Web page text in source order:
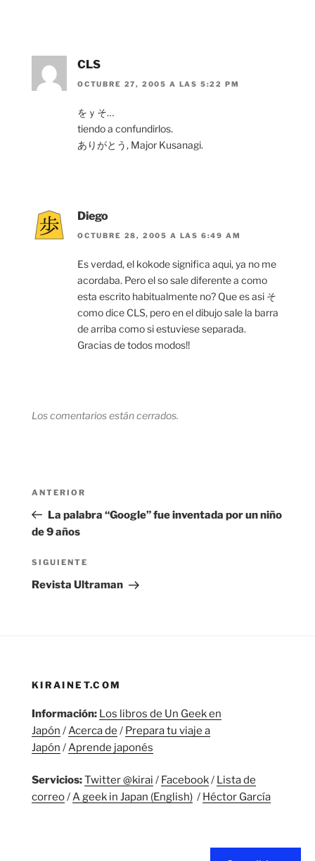
CLS
OCTUBRE 27, 2005 A LAS 5:22 PM
をｙそ…
tiendo a confundirlos.
ありがとう, Major Kusanagi.
Diego
OCTUBRE 28, 2005 A LAS 6:49 AM
Es verdad, el kokode significa aqui, ya no me
acordaba. Pero el so sale diferente a como
esta escrito habitualmente no? Que es asi そ
como dice CLS, pero en el dibujo sale la barra
de arriba como si estuviese separada.
Gracias de todos modos!!
Los comentarios están cerrados.
Navegación
entradas
Entrada
anterior:
ANTERIOR
La palabra “Google” fue inventada por un niño
de 9 años
Siguiente
entrada
SIGUIENTE
Revista Ultraman
KIRAINET.COM
Información: Los libros de Un Geek en
Japón /Acerca de / Prepara tu viaje a
Japón /Aprende japonés
Servicios:Twitter @kirai / Facebook/ Lista de
correo/A geek in Japan (English) / Héctor García